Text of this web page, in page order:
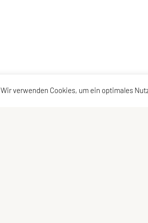
Wir verwenden Cookies, um ein optimales